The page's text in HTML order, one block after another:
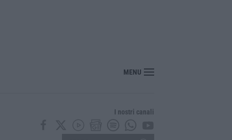
MENU
I nostri canali